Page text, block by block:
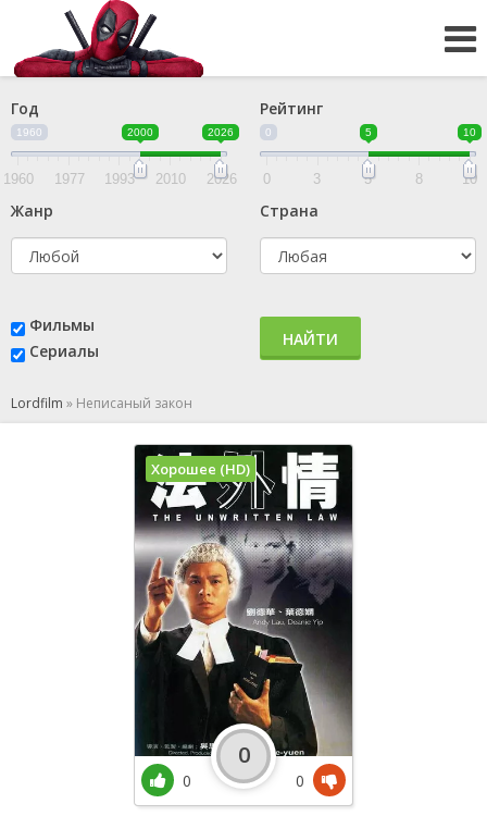
Год
1960 2000 2026
1960 1977 1993 2010 2026
Рейтинг
0 5 10
0 3 5 8 10
Жанр Страна
Фильмы
Сериалы
НАЙТИ
Lordfilm » Неписаный закон
Хорошее (HD)
0
0
0